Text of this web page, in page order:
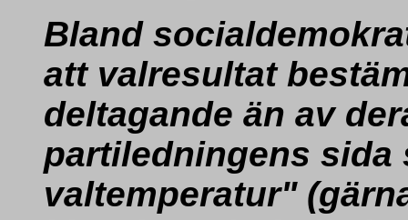
Bland
att valresultat
deltagande än av
partiledningens sida
valtemperatur"